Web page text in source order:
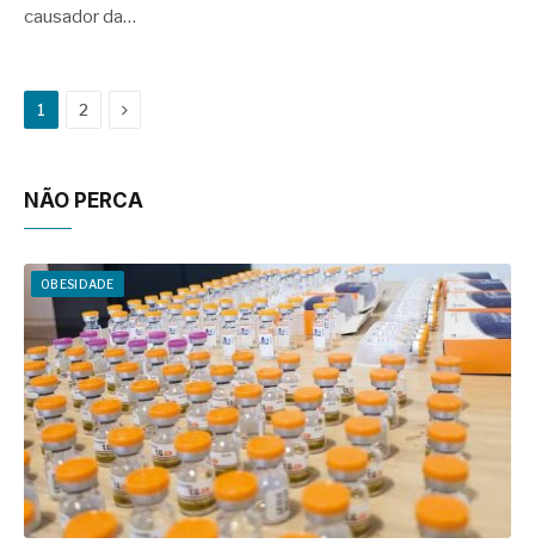
causador da…
1 2 Next
NÃO PERCA
OBESIDADE